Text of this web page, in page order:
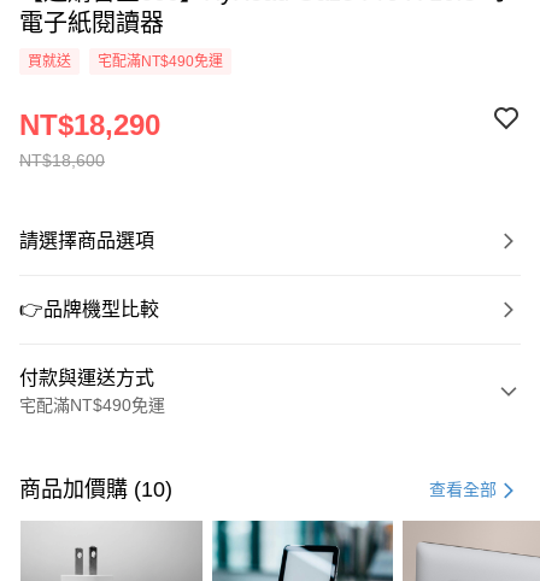
電子紙閱讀器
買就送 宅配滿NT$490免運
NT$18,600
NT$18,290
請選擇商品選項
👉品牌機型比較
付款與運送方式
宅配滿NT$490免運
信用卡一次付款
3 期 0 利率 每期 NT$6,096
商品加價購 (10) 查看全部